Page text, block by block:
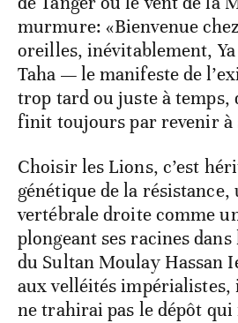
murmure: «Bienvenue
oreilles, inévitablement, Ya
Taha — le manifeste de
trop tard ou juste à temps,
finit toujours par revenir à
Choisir les Lions, c’est
génétique de la résistance,
vertébrale droite comme
plongeant ses racines
du Sultan Moulay Hassan
aux velléités
ne trahirai pas le dépôt qui